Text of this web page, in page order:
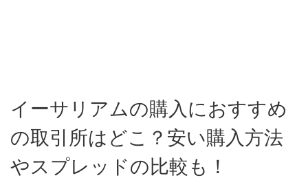
イーサリアムの購入におすすめ
の取引所はどこ？安い購入方法
やスプレッドの比較も！